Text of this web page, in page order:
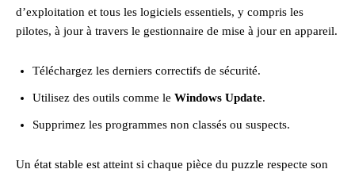
d’exploitation et tous les logiciels essentiels, y compris les
pilotes, à jour à travers le gestionnaire de mise à jour en appareil.
Téléchargez les derniers correctifs de sécurité.
Utilisez des outils comme le Windows Update.
Supprimez les programmes non classés ou suspects.
Un état stable est atteint si chaque pièce du puzzle respecte son